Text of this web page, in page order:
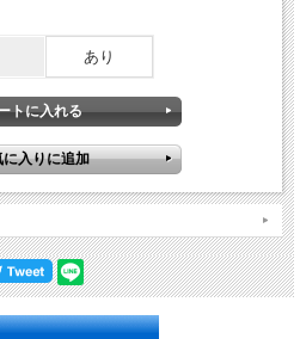
BMOの「スイベルベース」が取付可能
です。
BMO リムーバブルスイベ
ルベース （シート用）
シート側とボート側にそれぞれベースを
取り付けて使用する、2枚で1組の『別
あり